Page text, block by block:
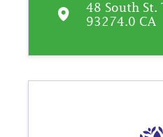
48 South St.
93274.0 CA